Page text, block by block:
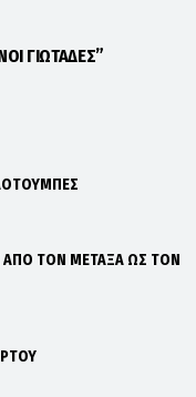
ΓΙΩΤΑΔΕΣ”
ΑΠΟ ΤΟΝ ΜΕΤΑΞΑ ΩΣ ΤΟΝ